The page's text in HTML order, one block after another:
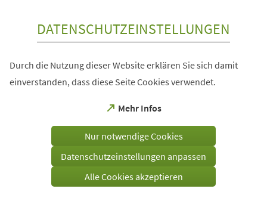
DATENSCHUTZEINSTELLUNGEN
Durch die Nutzung dieser Website erklären Sie sich damit
einverstanden, dass diese Seite Cookies verwendet.
Mehr Infos
(Öffnet
einem
Tab)
Nur notwendige Cookies
Datenschutzeinstellungen anpassen
Alle Cookies akzeptieren